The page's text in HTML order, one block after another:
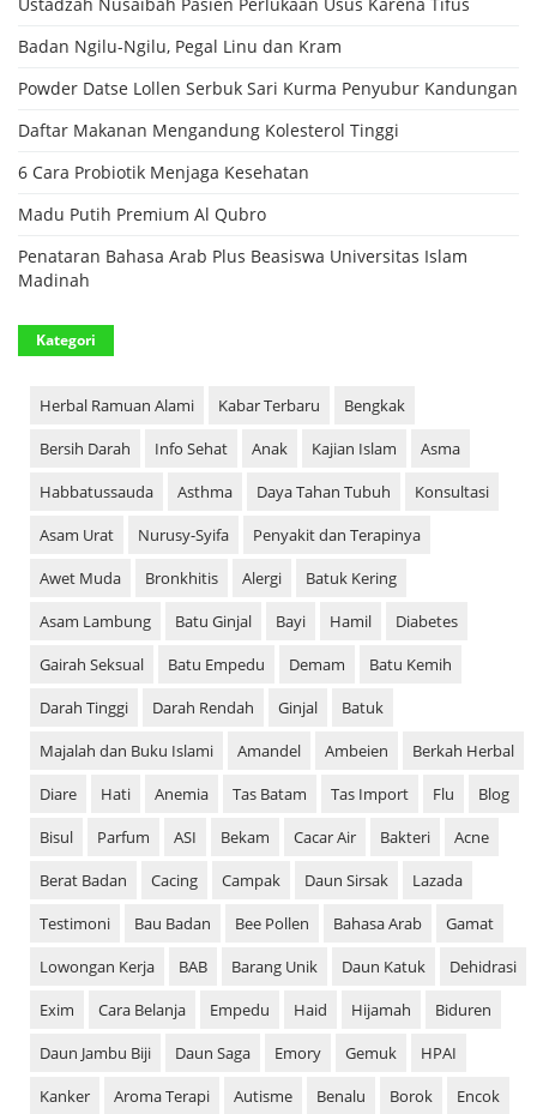
Ustadzah Nusaibah Pasien Perlukaan Usus Karena Tifus
Badan Ngilu-Ngilu, Pegal Linu dan Kram
Powder Datse Lollen Serbuk Sari Kurma Penyubur Kandungan
Daftar Makanan Mengandung Kolesterol Tinggi
6 Cara Probiotik Menjaga Kesehatan
Madu Putih Premium Al Qubro
Penataran Bahasa Arab Plus Beasiswa Universitas Islam
Madinah
Kategori
Herbal Ramuan Alami Kabar Terbaru
Bengkak
Bersih Darah
Info Sehat Anak Kajian Islam
Asma
Habbatussauda
Asthma Daya Tahan Tubuh
Konsultasi
Asam Urat
Nurusy-Syifa
Penyakit dan Terapinya
Awet Muda
Bronkhitis Alergi
Batuk Kering
Asam Lambung
Batu Ginjal Bayi Hamil
Diabetes
Gairah Seksual
Batu Empedu Demam
Batu Kemih
Darah Tinggi
Darah Rendah Ginjal
Batuk
Majalah dan Buku Islami
Amandel Ambeien
Berkah Herbal
Diare
Hati Anemia Tas Batam Tas Import Flu
Blog
Bisul
Parfum ASI Bekam Cacar Air Bakteri
Acne
Berat Badan
Cacing Campak Daun Sirsak
Lazada
Testimoni
Bau Badan Bee Pollen Bahasa Arab
Gamat
Lowongan Kerja
BAB Barang Unik Daun Katuk
Dehidrasi
Exim
Cara Belanja Empedu Haid Hijamah
Biduren
Daun Jambu Biji
Daun Saga Emory Gemuk
HPAI
Kanker
Aroma Terapi Autisme Benalu Borok Encok